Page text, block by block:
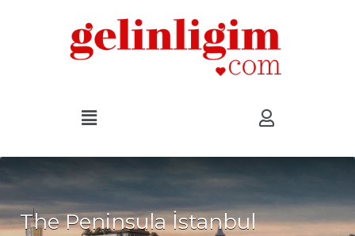
The Peninsula İstanbul